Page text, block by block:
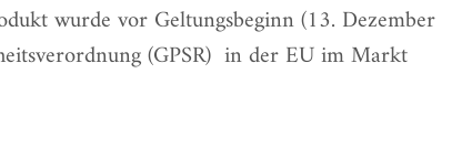
wurde vor Geltungsbeginn (13. Dezember
(GPSR) in der EU im Markt